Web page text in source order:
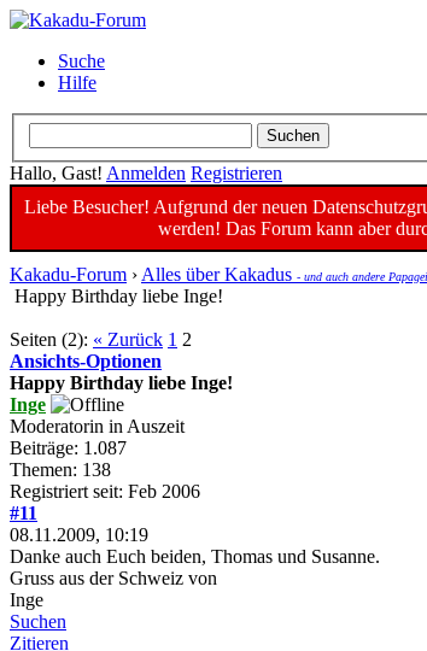
Suche
Hilfe
Hallo, Gast! Anmelden Registrieren
Liebe Besucher! Aufgrund der neuen
werden! Das Forum kann aber
Kakadu-Forum › Alles über Kakadus - und auch andere
Happy Birthday liebe Inge!
Seiten (2): « Zurück 1 2
Ansichts-Optionen
Happy Birthday liebe Inge!
Inge
Moderatorin in Auszeit
Beiträge: 1.087
Themen: 138
Registriert seit: Feb 2006
#11
08.11.2009, 10:19
Danke auch Euch beiden, Thomas und Susanne.
Gruss aus der Schweiz von
Inge
Suchen
Zitieren